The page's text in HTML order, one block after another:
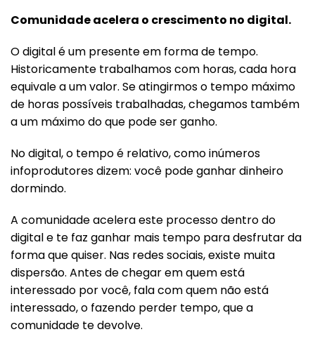
Comunidade acelera o crescimento no digital.
O digital é um presente em forma de tempo.
Historicamente trabalhamos com horas, cada hora
equivale a um valor. Se atingirmos o tempo máximo
de horas possíveis trabalhadas, chegamos também
a um máximo do que pode ser ganho.
No digital, o tempo é relativo, como inúmeros
infoprodutores dizem: você pode ganhar dinheiro
dormindo.
A comunidade acelera este processo dentro do
digital e te faz ganhar mais tempo para desfrutar da
forma que quiser. Nas redes sociais, existe muita
dispersão. Antes de chegar em quem está
interessado por você, fala com quem não está
interessado, o fazendo perder tempo, que a
comunidade te devolve.